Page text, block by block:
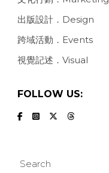
出版設計．Design
跨域活動．Events
視覺記述．Visual
FOLLOW US:
Search